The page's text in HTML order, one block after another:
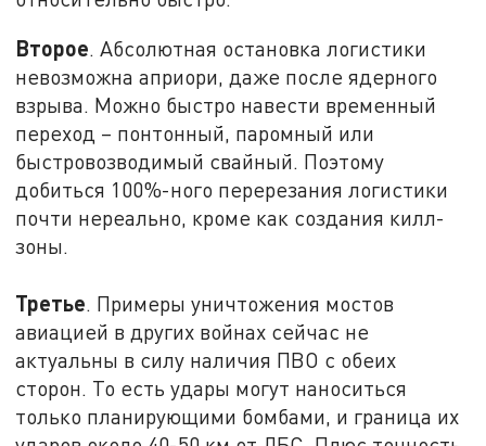
Второе. Абсолютная остановка логистики
невозможна априори, даже после ядерного
взрыва. Можно быстро навести временный
переход – понтонный, паромный или
быстровозводимый свайный. Поэтому
добиться 100%-ного перерезания логистики
почти нереально, кроме как создания килл-
зоны.
Третье. Примеры уничтожения мостов
авиацией в других войнах сейчас не
актуальны в силу наличия ПВО с обеих
сторон. То есть удары могут наноситься
только планирующими бомбами, и граница их